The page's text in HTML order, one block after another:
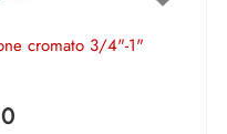
cromato 3/4"-1"